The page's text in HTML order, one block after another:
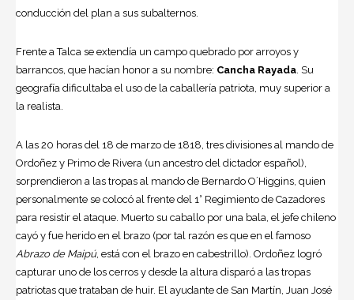
conducción del plan a sus subalternos.
Frente a Talca se extendía un campo quebrado por arroyos y
barrancos, que hacían honor a su nombre: Cancha Rayada. Su
geografía dificultaba el uso de la caballería patriota, muy superior a
la realista.
A las 20 horas del 18 de marzo de 1818, tres divisiones al mando de
Ordoñez y Primo de Rivera (un ancestro del dictador español),
sorprendieron a las tropas al mando de Bernardo O´Higgins, quien
personalmente se colocó al frente del 1° Regimiento de Cazadores
para resistir el ataque. Muerto su caballo por una bala, el jefe chileno
cayó y fue herido en el brazo (por tal razón es que en el famoso
Abrazo de Maipú, está con el brazo en cabestrillo). Ordoñez logró
capturar uno de los cerros y desde la altura disparó a las tropas
patriotas que trataban de huir. El ayudante de San Martín, Juan José